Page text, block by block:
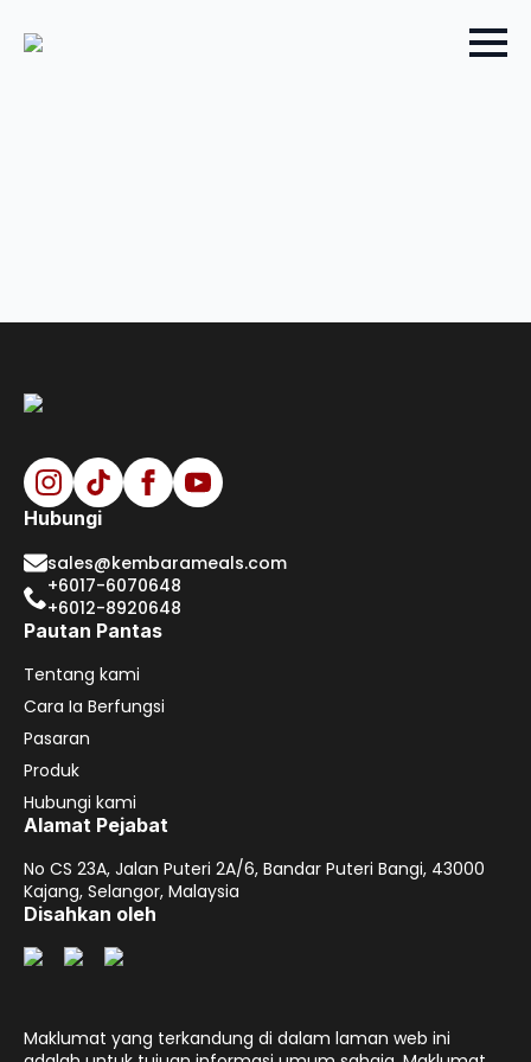
Hubungi
sales@kembarameals.com
+6017-6070648
+6012-8920648
Pautan Pantas
Tentang kami
Cara Ia Berfungsi
Pasaran
Produk
Hubungi kami
Alamat Pejabat
No CS 23A, Jalan Puteri 2A/6, Bandar Puteri Bangi, 43000
Kajang, Selangor, Malaysia
Disahkan oleh
Maklumat yang terkandung di dalam laman web ini